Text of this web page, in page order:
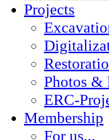
Projects
Photos &
ERC-
Membership
For us...